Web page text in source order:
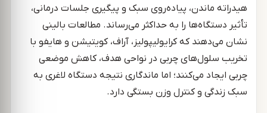
هیدراته ماندن، پیاده‌روی سبک و پیگیری جلسات درمانی،
تأثیر دستگاه‌ها را به حداکثر می‌رساند. مطالعات بالینی
نشان می‌دهند که کرایولیپولیز، آر‌اف، کویتیشن و هایفو با
تخریب سلول‌های چربی در نواحی هدف، کاهش موضعی
چربی ایجاد می‌کنند؛ اما ماندگاری نتیجه دستگاه لاغری به
سبک زندگی و کنترل وزن بستگی دارد.